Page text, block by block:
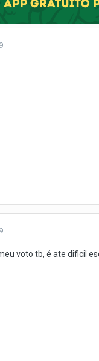
voto tb, é ate dificil